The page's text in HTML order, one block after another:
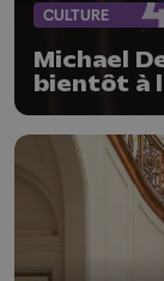
CULTURE
Michael
bientôt à